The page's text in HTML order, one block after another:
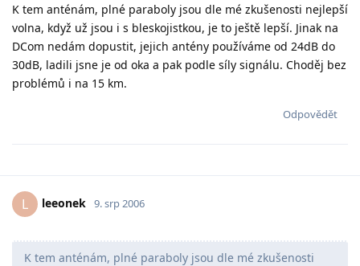
K tem anténám, plné paraboly jsou dle mé zkušenosti nejlepší
volna, když už jsou i s bleskojistkou, je to ještě lepší. Jinak na
DCom nedám dopustit, jejich antény používáme od 24dB do
30dB, ladili jsne je od oka a pak podle síly signálu. Choděj bez
problémů i na 15 km.
Odpovědět
L leeonek 9. srp 2006
K tem anténám, plné paraboly jsou dle mé zkušenosti